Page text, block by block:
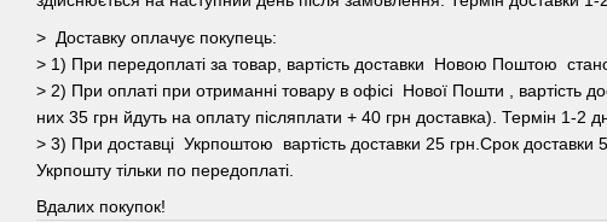
> Доставку оплачує покупець:
> 1) При передоплаті за товар, вартість доставки Новою Поштою
> 2) При оплаті при отриманні товару в офісі Нової Пошти , вартість
них 35 грн йдуть на оплату післяплати + 40 грн доставка). Термін 1-2
> 3) При доставці Укрпоштою вартість доставки 25 грн.Срок доставки
Укрпошту тільки по передоплаті.
Вдалих покупок!